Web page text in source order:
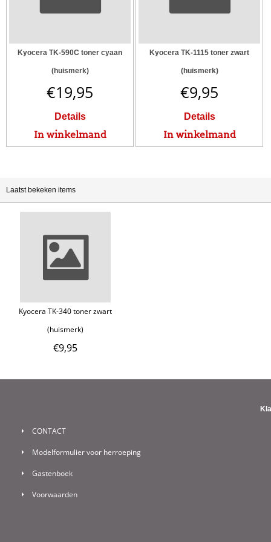
Kyocera TK-590C toner cyaan
(huismerk)
€19,95
Details
In winkelmand
Kyocera TK-1115 toner zwart
(huismerk)
€9,95
Details
In winkelmand
Laatst bekeken items
Kyocera TK-340 toner zwart
(huismerk)
€9,95
CONTACT
Modelformulier voor herroeping
Gastenboek
Voorwaarden